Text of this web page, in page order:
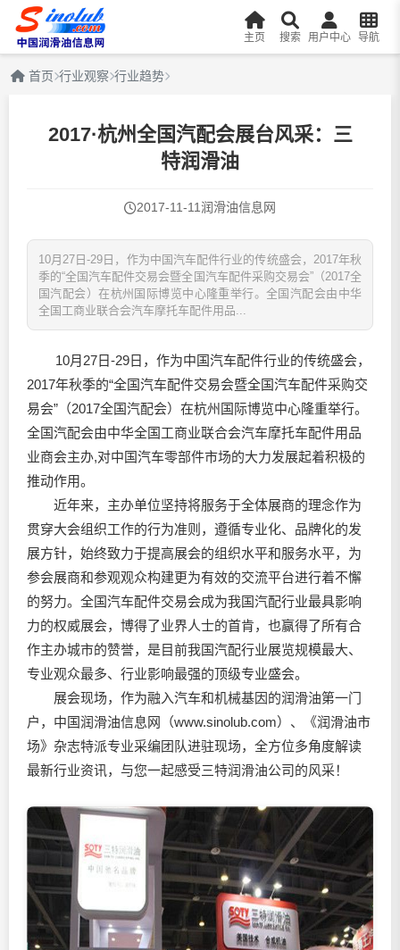
主页 搜索 用户中心 导航
首页 行业观察 行业趋势
2017·杭州全国汽配会展台风采：三
特润滑油
2017-11-11润滑油信息网
10月27日-29日，作为中国汽车配件行业的传统盛会，2017年秋
季的“全国汽车配件交易会暨全国汽车配件采购交易会”（2017全
国汽配会）在杭州国际博览中心隆重举行。全国汽配会由中华
全国工商业联合会汽车摩托车配件用品...
10月27日-29日，作为中国汽车配件行业的传统盛会，
2017年秋季的“全国汽车配件交易会暨全国汽车配件采购交
易会”（2017全国汽配会）在杭州国际博览中心隆重举行。
全国汽配会由中华全国工商业联合会汽车摩托车配件用品
业商会主办,对中国汽车零部件市场的大力发展起着积极的
推动作用。
近年来，主办单位坚持将服务于全体展商的理念作为
贯穿大会组织工作的行为准则，遵循专业化、品牌化的发
展方针，始终致力于提高展会的组织水平和服务水平，为
参会展商和参观观众构建更为有效的交流平台进行着不懈
的努力。全国汽车配件交易会成为我国汽配行业最具影响
力的权威展会，博得了业界人士的首肯，也赢得了所有合
作主办城市的赞誉，是目前我国汽配行业展览规模最大、
专业观众最多、行业影响最强的顶级专业盛会。
展会现场，作为融入汽车和机械基因的润滑油第一门
户，中国润滑油信息网（www.sinolub.com）、《润滑油市
场》杂志特派专业采编团队进驻现场，全方位多角度解读
最新行业资讯，与您一起感受三特润滑油公司的风采！